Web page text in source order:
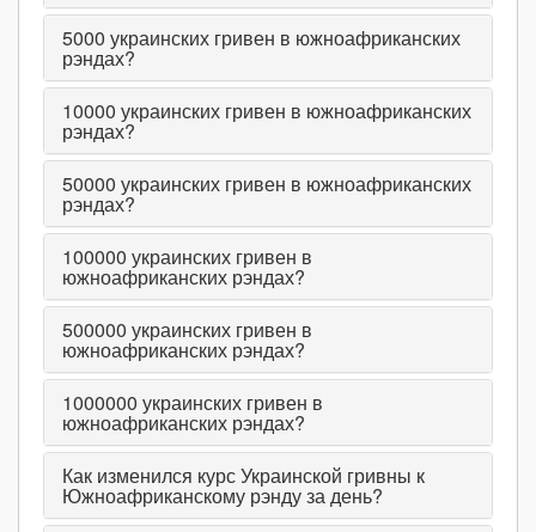
5000 украинских гривен в южноафриканских
рэндах?
10000 украинских гривен в южноафриканских
рэндах?
50000 украинских гривен в южноафриканских
рэндах?
100000 украинских гривен в
южноафриканских рэндах?
500000 украинских гривен в
южноафриканских рэндах?
1000000 украинских гривен в
южноафриканских рэндах?
Как изменился курс Украинской гривны к
Южноафриканскому рэнду за день?